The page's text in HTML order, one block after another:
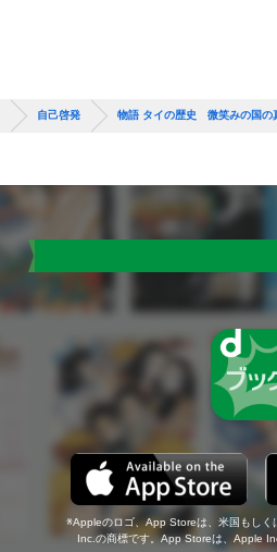
自己啓発 物語 タイの歴史 微笑みの国の
Appleのロゴ、App Storeは、米国もしく
Inc.の商標です。App Storeは、Apple